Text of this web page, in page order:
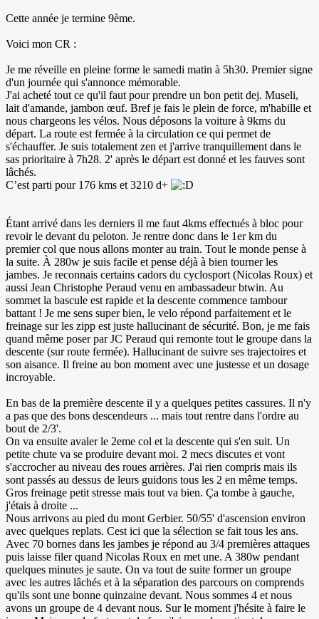
Cette année je termine 9ème.
Voici mon CR :
Je me réveille en pleine forme le samedi matin à 5h30. Premier signe
d'un journée qui s'annonce mémorable.
J'ai acheté tout ce qu'il faut pour prendre un bon petit dej. Museli,
lait d'amande, jambon œuf. Bref je fais le plein de force, m'habille et
nous chargeons les vélos. Nous déposons la voiture à 9kms du
départ. La route est fermée à la circulation ce qui permet de
s'échauffer. Je suis totalement zen et j'arrive tranquillement dans le
sas prioritaire à 7h28. 2' après le départ est donné et les fauves sont
lâchés.
C’est parti pour 176 kms et 3210 d+
Étant arrivé dans les derniers il me faut 4kms effectués à bloc pour
revoir le devant du peloton. Je rentre donc dans le 1er km du
premier col que nous allons monter au train. Tout le monde pense à
la suite. À 280w je suis facile et pense déjà à bien tourner les
jambes. Je reconnais certains cadors du cyclosport (Nicolas Roux) et
aussi Jean Christophe Peraud venu en ambassadeur btwin. Au
sommet la bascule est rapide et la descente commence tambour
battant ! Je me sens super bien, le velo répond parfaitement et le
freinage sur les zipp est juste hallucinant de sécurité. Bon, je me fais
quand même poser par JC Peraud qui remonte tout le groupe dans la
descente (sur route fermée). Hallucinant de suivre ses trajectoires et
son aisance. Il freine au bon moment avec une justesse et un dosage
incroyable.
En bas de la première descente il y a quelques petites cassures. Il n'y
a pas que des bons descendeurs ... mais tout rentre dans l'ordre au
bout de 2/3'.
On va ensuite avaler le 2eme col et la descente qui s'en suit. Un
petite chute va se produire devant moi. 2 mecs discutes et vont
s'accrocher au niveau des roues arrières. J'ai rien compris mais ils
sont passés au dessus de leurs guidons tous les 2 en même temps.
Gros freinage petit stresse mais tout va bien. Ça tombe à gauche,
j'étais à droite ...
Nous arrivons au pied du mont Gerbier. 50/55' d'ascension environ
avec quelques replats. Cest ici que la sélection se fait tous les ans.
Avec 70 bornes dans les jambes je répond au 3/4 premières attaques
puis laisse filer quand Nicolas Roux en met une. A 380w pendant
quelques minutes je saute. On va tout de suite former un groupe
avec les autres lâchés et à la séparation des parcours on comprends
qu'ils sont une bonne quinzaine devant. Nous sommes 4 et nous
avons un groupe de 4 devant nous. Sur le moment j'hésite à faire le